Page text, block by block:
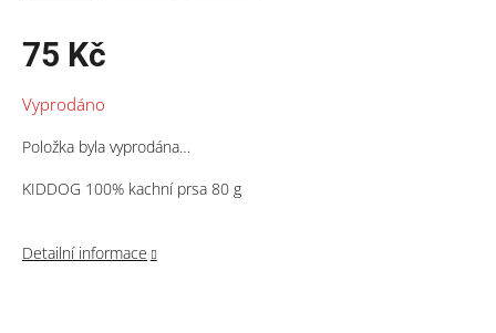
75 Kč
cena:
Vyprodáno
Položka byla vyprodána…
KIDDOG 100% kachní prsa 80 g
Detailní informace